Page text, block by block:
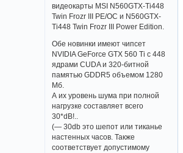
видеокарты MSI N560GTX-Ti448
Twin Frozr III PE/OC и N560GTX-
Ti448 Twin Frozr III Power Edition.
Обе новинки имеют чипсет
NVIDIA GeForce GTX 560 Ti с 448
ядрами CUDA и 320-битной
памятью GDDR5 объемом 1280
Мб.
А их уровень шума при полной
нагрузке составляет всего
30*dB!..
(— 30db это шепот или тиканье
настенных часов. Также
соответствует допустимому